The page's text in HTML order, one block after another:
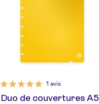
1 avis
Duo de couvertures A5